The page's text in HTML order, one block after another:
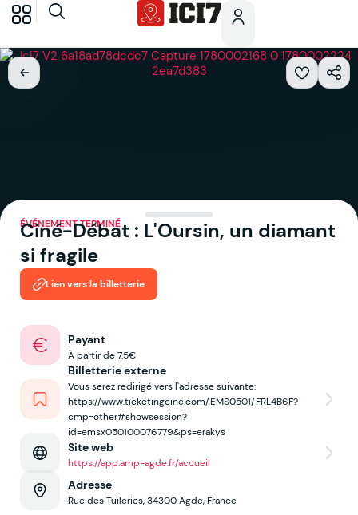
ÉVÉNEMENT TERMINÉ
Ciné-Débat : L'Oursin, un diamant
si fragile
Payant
À partir de 7.5€
Billetterie externe
Vous serez redirigé vers l'adresse suivante:
https://www.ticketingcine.com/EMS0501/FRL4B6F?
cmp=other#showsession?
id=emsx050100076779&ps=erakys
Site web
https://app.amp-agde.fr/accueil
Adresse
Rue des Tuileries, 34300 Agde, France
Lien vers la billetterie